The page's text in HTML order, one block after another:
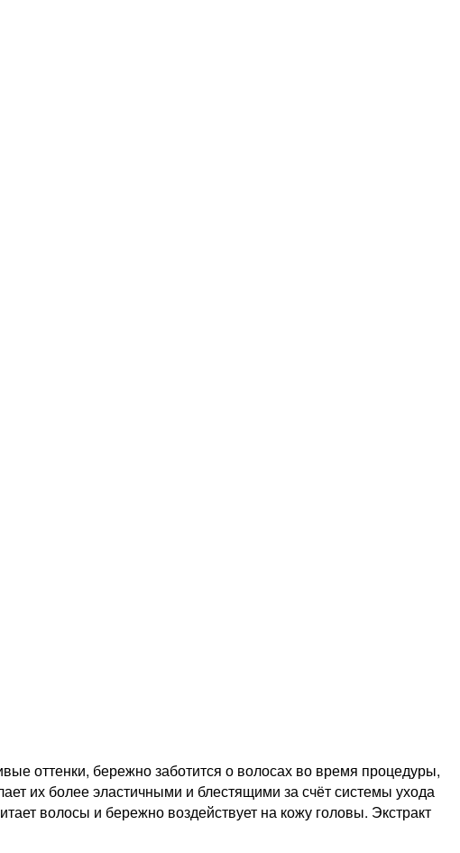
оттенки, бережно заботится о волосах во время процедуры,
их более эластичными и блестящими за счёт системы ухода
волосы и бережно воздействует на кожу головы. Экстракт